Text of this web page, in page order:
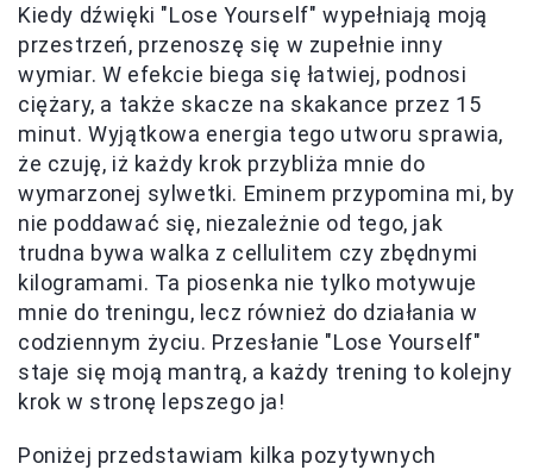
Kiedy dźwięki "Lose Yourself" wypełniają moją
przestrzeń, przenoszę się w zupełnie inny
wymiar. W efekcie biega się łatwiej, podnosi
ciężary, a także skacze na skakance przez 15
minut. Wyjątkowa energia tego utworu sprawia,
że czuję, iż każdy krok przybliża mnie do
wymarzonej sylwetki. Eminem przypomina mi, by
nie poddawać się, niezależnie od tego, jak
trudna bywa walka z cellulitem czy zbędnymi
kilogramami. Ta piosenka nie tylko motywuje
mnie do treningu, lecz również do działania w
codziennym życiu. Przesłanie "Lose Yourself"
staje się moją mantrą, a każdy trening to kolejny
krok w stronę lepszego ja!
Poniżej przedstawiam kilka pozytywnych